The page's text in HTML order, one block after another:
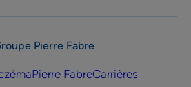
Pierre Fabre
Pierre FabreCarrières